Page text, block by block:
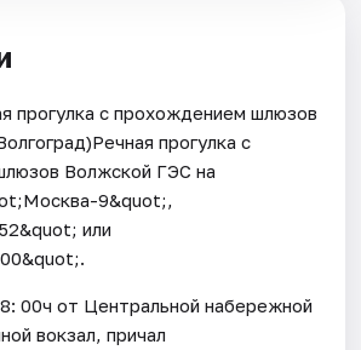
прогулка с прохождением шлюзов
прогулка с
Волжской ГЭС на
9&quot;,
или
00ч от Центральной набережной
вокзал, причал